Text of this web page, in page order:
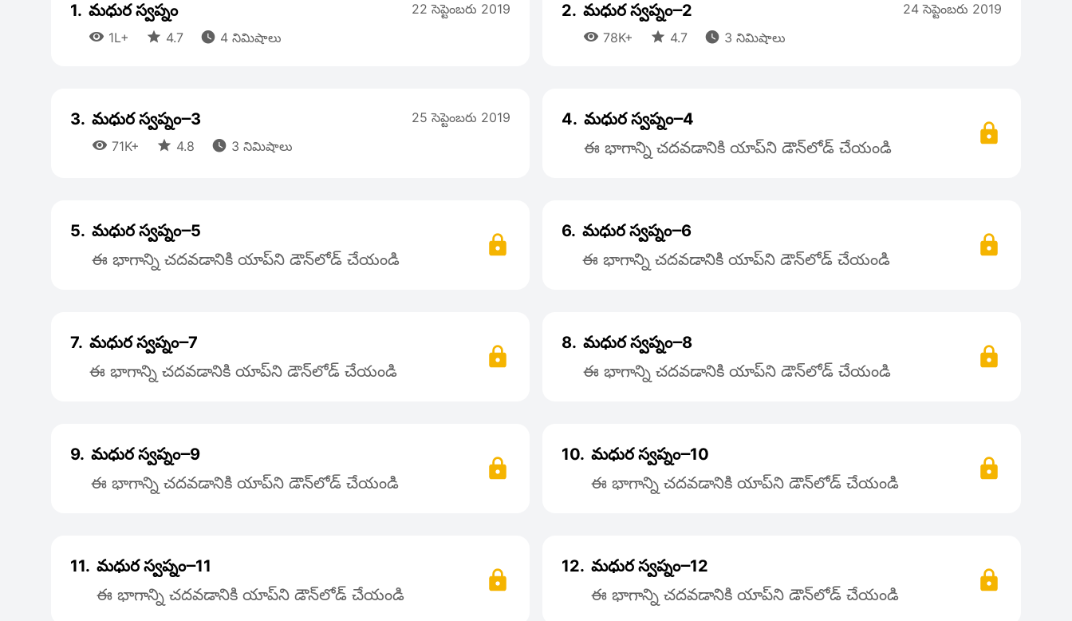
1. మధుర స్వప్నం
 1L+  4.7  4 నిమిషాలు
22 సెప్టెంబరు 2019 2. మధుర స్వప్నం౼2
 78K+  4.7  3 నిమిషాలు
24 సెప్టెంబరు 2019
3. మధుర స్వప్నం౼3
 71K+  4.8  3 నిమిషాలు
25 సెప్టెంబరు 2019 4. మధుర స్వప్నం౼4
ఈ భాగాన్ని చదవడానికి యాప్‌ని డౌన్‌లోడ్ చేయండి
5. మధుర స్వప్నం౼5
ఈ భాగాన్ని చదవడానికి యాప్‌ని డౌన్‌లోడ్ చేయండి
6. మధుర స్వప్నం౼6
ఈ భాగాన్ని చదవడానికి యాప్‌ని డౌన్‌లోడ్ చేయండి
7. మధుర స్వప్నం౼7
ఈ భాగాన్ని చదవడానికి యాప్‌ని డౌన్‌లోడ్ చేయండి
8. మధుర స్వప్నం౼8
ఈ భాగాన్ని చదవడానికి యాప్‌ని డౌన్‌లోడ్ చేయండి
9. మధుర స్వప్నం౼9
ఈ భాగాన్ని చదవడానికి యాప్‌ని డౌన్‌లోడ్ చేయండి
10. మధుర స్వప్నం౼10
ఈ భాగాన్ని చదవడానికి యాప్‌ని డౌన్‌లోడ్ చేయండి
11. మధుర స్వప్నం౼11
ఈ భాగాన్ని చదవడానికి యాప్‌ని డౌన్‌లోడ్ చేయండి
12. మధుర స్వప్నం౼12
ఈ భాగాన్ని చదవడానికి యాప్‌ని డౌన్‌లోడ్ చేయండి